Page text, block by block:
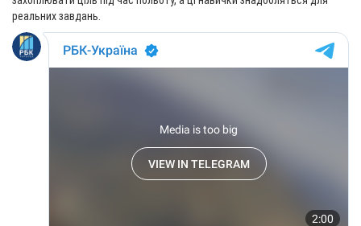
реальних завдань.